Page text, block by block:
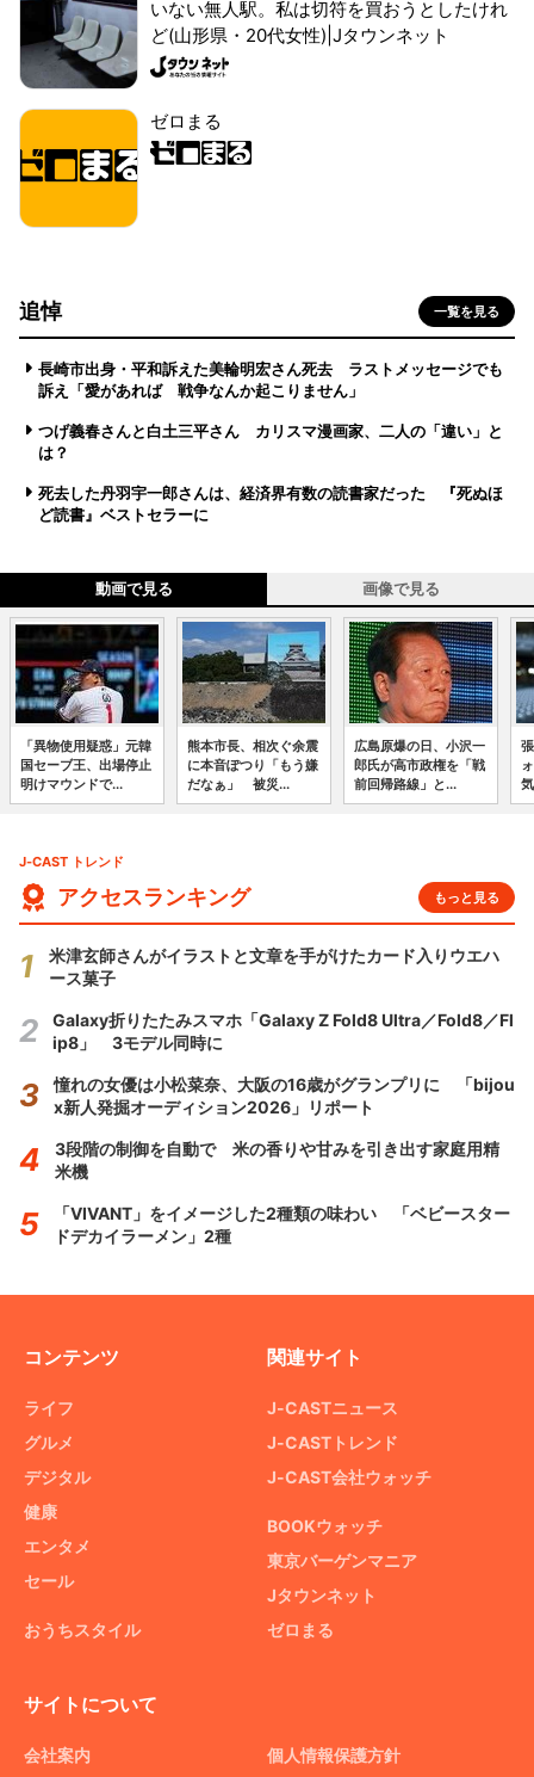
いない無人駅。私は切符を買おうとしたけれ
ど(山形県・20代女性)|Jタウンネット
ゼロまる
追悼 一覧を見る
長崎市出身・平和訴えた美輪明宏さん死去 ラストメッセージでも
訴え「愛があれば 戦争なんか起こりません」
つげ義春さんと白土三平さん カリスマ漫画家、二人の「違い」と
は？
死去した丹羽宇一郎さんは、経済界有数の読書家だった 『死ぬほ
ど読書』ベストセラーに
動画で見る 画像で見る
「異物使用疑惑」元韓
国セーブ王、出場停止
明けマウンドで...
熊本市長、相次ぐ余震
に本音ぽつり「もう嫌
だなぁ」 被災...
広島原爆の日、小沢一
郎氏が高市政権を「戦
前回帰路線」と...
J-CAST トレンド
アクセスランキング もっと見る
米津玄師さんがイラストと文章を手がけたカード入りウエハ
ース菓子
Galaxy折りたたみスマホ「Galaxy Z Fold8 Ultra／Fold8／Fl
ip8」 3モデル同時に
憧れの女優は小松菜奈、大阪の16歳がグランプリに 「bijou
x新人発掘オーディション2026」リポート
3段階の制御を自動で 米の香りや甘みを引き出す家庭用精
米機
「VIVANT」をイメージした2種類の味わい 「ベビースター
ドデカイラーメン」2種
コンテンツ
ライフ
グルメ
デジタル
健康
エンタメ
セール
おうちスタイル
関連サイト
J-CASTニュース
J-CASTトレンド
J-CAST会社ウォッチ
BOOKウォッチ
東京バーゲンマニア
Jタウンネット
ゼロまる
サイトについて
会社案内 個人情報保護方針